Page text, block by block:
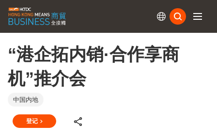
“港企拓内销·合作享商
机”推介会
中国内地
登记